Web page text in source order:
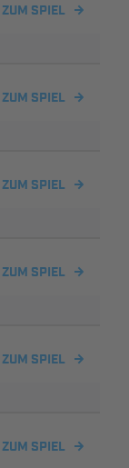
ZUM SPIEL
ZUM SPIEL
ZUM SPIEL
ZUM SPIEL
ZUM SPIEL
ZUM SPIEL